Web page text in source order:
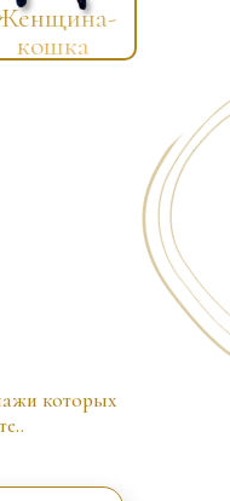
кошка
которых